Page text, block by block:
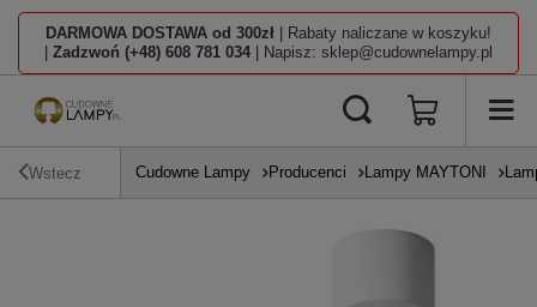
DARMOWA DOSTAWA od 300zł | Rabaty naliczane w koszyku!
Zadzwoń (+48) 608 781 034 | Napisz: sklep@cudownelampy.pl
Wstecz Cudowne Lampy Producenci Lampy MAYTONI